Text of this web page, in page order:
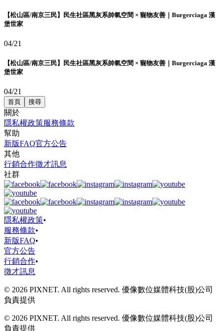
【松山區/南京三民】民生社區黑灰系帥氣空間 × 寵物友善｜Burgerciaga 漢
堡世家
04/21
【松山區/南京三民】民生社區黑灰系帥氣空間 × 寵物友善｜Burgerciaga 漢
堡世家
04/21
首頁 搜尋
關於
隱私權政策服務條款
幫助
新版FAQ官方公告
其他
行銷合作徵才訊息
社群
隱私權政策•
服務條款•
新版FAQ•
官方公告
行銷合作•
徵才訊息
© 2026 PIXNET. All rights reserved. 優像數位媒體科技(股)公司
負責提供
© 2026 PIXNET. All rights reserved. 優像數位媒體科技(股)公司
負責提供